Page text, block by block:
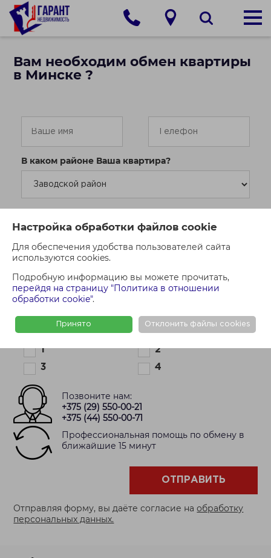
Настройка обработки файлов cookie
Для обеспечения удобства пользователей сайта
используются cookies.
Подробную информацию вы можете прочитать,
перейдя на страницу "Политика в отношении
обработки cookie".
Принято Отклонить файлы cookies
Вам необходим обмен квартиры
в Минске ?
В каком районе Ваша квартира?
Кол-во комнат:
1
2
3
4
Где Вы ищете квартиру?
Кол-во комнат:
1
2
3
4
Позвоните нам:
+375 (29) 550-00-21
+375 (44) 550-00-71
Профессиональная помощь по обмену в
ближайшие 15 минут
ОТПРАВИТЬ
Отправляя форму, вы даёте согласие наобработку
персональных данных.